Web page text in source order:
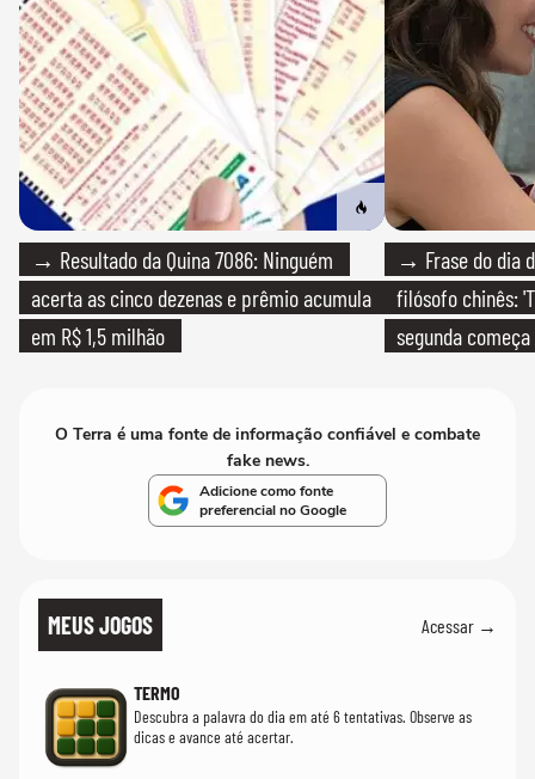
→ Resultado da Quina 7086: Ninguém
acerta as cinco dezenas e prêmio acumula
em R$ 1,5 milhão
→ Frase do dia
filósofo chinês:
segunda
O Terra é uma fonte de informação confiável e combate
fake news.
Adicione como fonte
preferencial no Google
MEUS JOGOS Acessar →
TERMO
Descubra a palavra do dia em até 6 tentativas. Observe as
dicas e avance até acertar.